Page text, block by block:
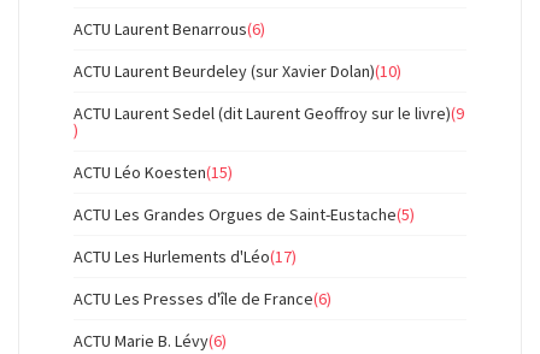
ACTU Laurent Benarrous(6)
ACTU Laurent Beurdeley (sur Xavier Dolan)(10)
ACTU Laurent Sedel (dit Laurent Geoffroy sur le livre)(9
)
ACTU Léo Koesten(15)
ACTU Les Grandes Orgues de Saint-Eustache(5)
ACTU Les Hurlements d'Léo(17)
ACTU Les Presses d'île de France(6)
ACTU Marie B. Lévy(6)